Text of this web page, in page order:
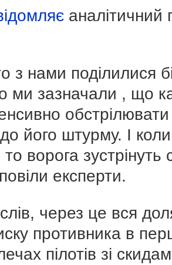
аналітичний
нами поділилися
ми зазначали , що
обстрілювати
його штурму. І коли
ворога зустрінуть
експерти.
слів, через це вся
противника в
пілотів зі